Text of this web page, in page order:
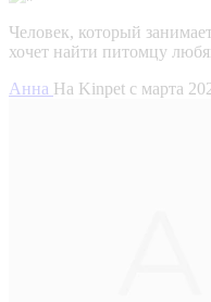
Человек, который
хочет найти питомцу
Анна На Kinpet c марта